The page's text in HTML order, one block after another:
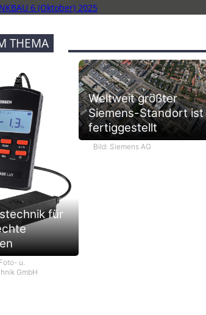
6 (Oktober) 2025
THEMA
für
u.
GmbH
Weltweit größter
Siemens-Standort ist
fertiggestellt
Bild: Siemens AG